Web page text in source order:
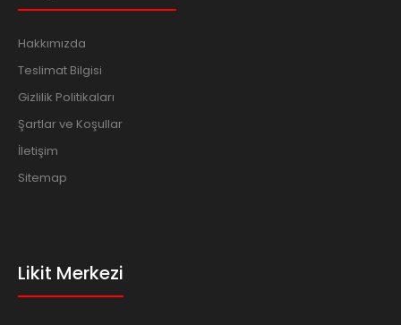
Hakkımızda
Teslimat Bilgisi
Gizlilik Politikaları
Şartlar ve Koşullar
İletişim
Sitemap
Likit Merkezi